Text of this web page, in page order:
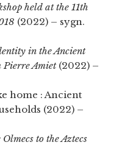
held at the 11th
(2022) – sygn.
in the Ancient
Pierre Amiet(2022) –
home : Ancient
(2022) –
to the Aztecs